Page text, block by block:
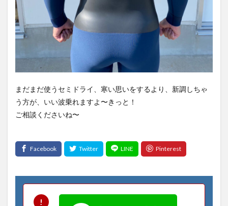
まだまだ使うセミドライ、寒い思いをするより、新調しちゃ
う方が、いい波乗れますよ〜きっと！
ご相談くださいね〜